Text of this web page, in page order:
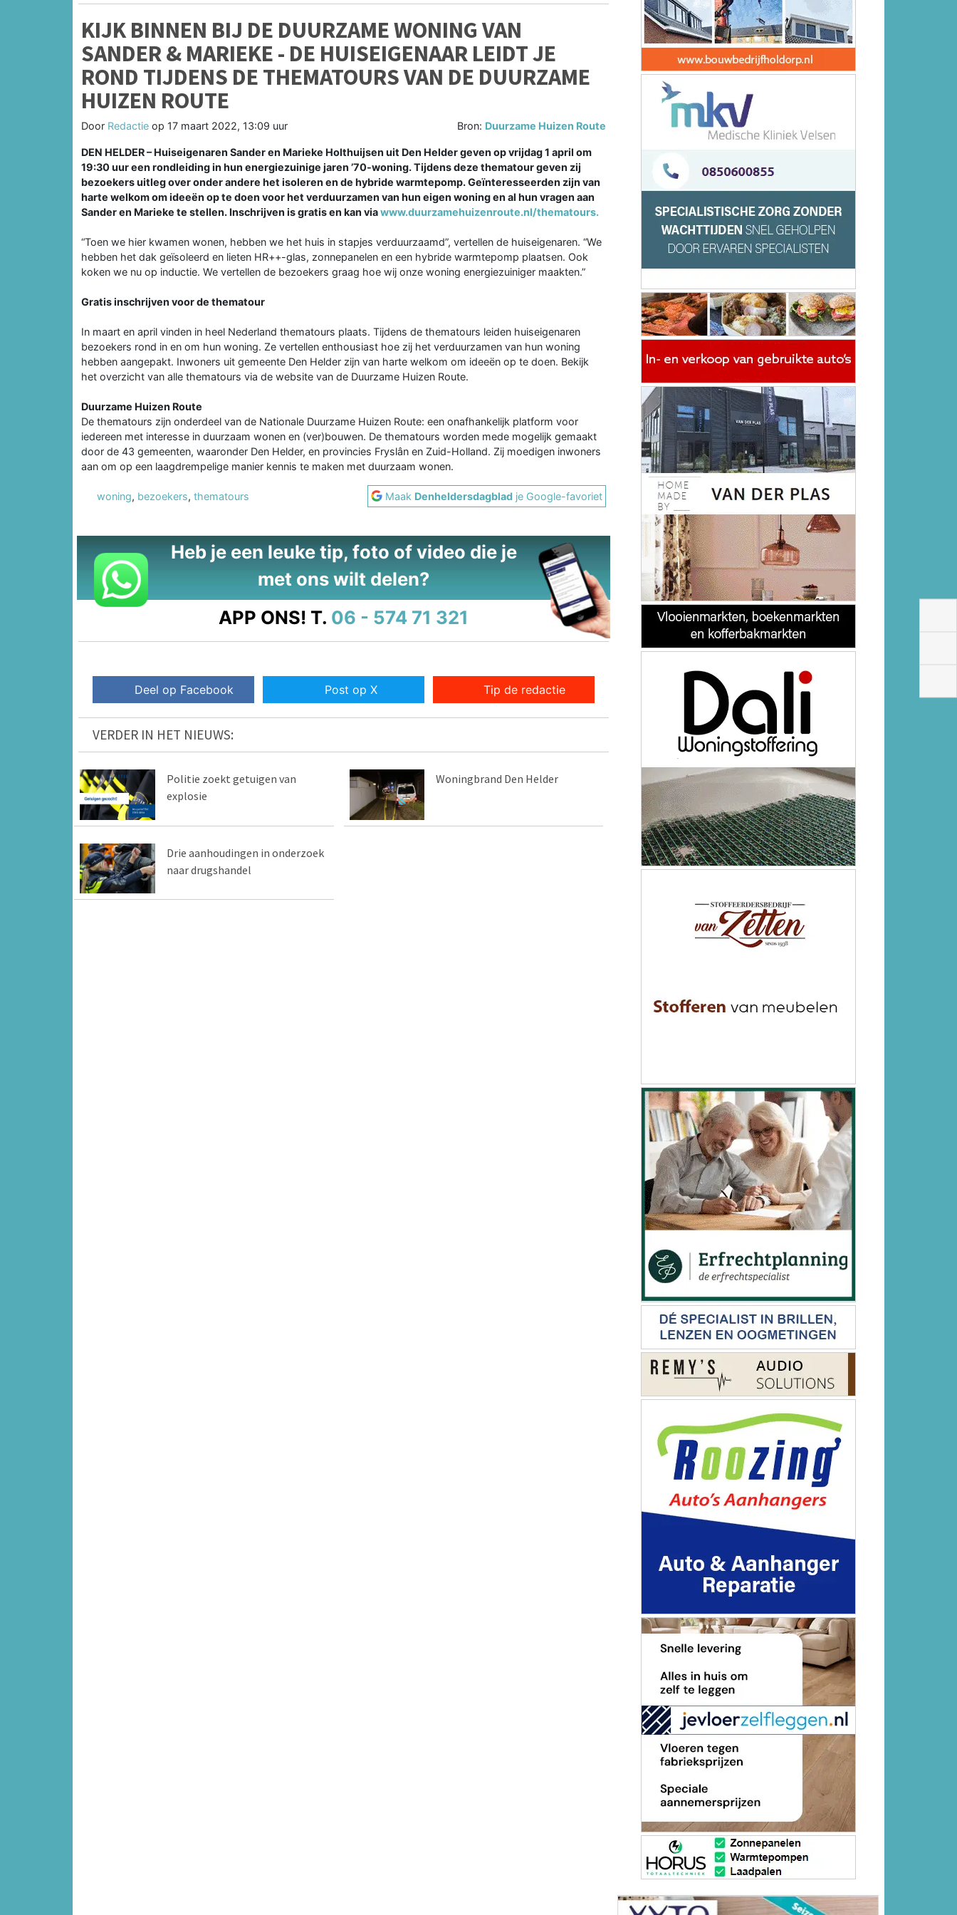
KIJK BINNEN BIJ DE DUURZAME WONING VAN
SANDER & MARIEKE - DE HUISEIGENAAR LEIDT JE
ROND TIJDENS DE THEMATOURS VAN DE DUURZAME
HUIZEN ROUTE
Door Redactie op 17 maart 2022, 13:09 uur Bron: Duurzame Huizen Route
DEN HELDER – Huiseigenaren Sander en Marieke Holthuijsen uit Den Helder geven op vrijdag 1 april om
19:30 uur een rondleiding in hun energiezuinige jaren ’70-woning. Tijdens deze thematour geven zij
bezoekers uitleg over onder andere het isoleren en de hybride warmtepomp. Geïnteresseerden zijn van
harte welkom om ideeën op te doen voor het verduurzamen van hun eigen woning en al hun vragen aan
Sander en Marieke te stellen. Inschrijven is gratis en kan viawww.duurzamehuizenroute.nl/thematours.
“Toen we hier kwamen wonen, hebben we het huis in stapjes verduurzaamd”, vertellen de huiseigenaren. “We
hebben het dak geïsoleerd en lieten HR++-glas, zonnepanelen en een hybride warmtepomp plaatsen. Ook
koken we nu op inductie. We vertellen de bezoekers graag hoe wij onze woning energiezuiniger maakten.”
Gratis inschrijven voor de thematour
In maart en april vinden in heel Nederland thematours plaats. Tijdens de thematours leiden huiseigenaren
bezoekers rond in en om hun woning. Ze vertellen enthousiast hoe zij het verduurzamen van hun woning
hebben aangepakt. Inwoners uit gemeente Den Helder zijn van harte welkom om ideeën op te doen. Bekijk
het overzicht van alle thematours via de website van de Duurzame Huizen Route.
Duurzame Huizen Route
De thematours zijn onderdeel van de Nationale Duurzame Huizen Route: een onafhankelijk platform voor
iedereen met interesse in duurzaam wonen en (ver)bouwen. De thematours worden mede mogelijk gemaakt
door de 43 gemeenten, waaronder Den Helder, en provincies Fryslân en Zuid-Holland. Zij moedigen inwoners
aan om op een laagdrempelige manier kennis te maken met duurzaam wonen.
woning, bezoekers, thematours Maak Denheldersdagblad je Google-favoriet
Heb je een leuke tip, foto of video die je
met ons wilt delen?
APP ONS! T. 06 - 574 71 321
Deel op Facebook Post op X Tip de redactie
VERDER IN HET NIEUWS:
Politie zoekt getuigen van
explosie
Woningbrand Den Helder
Drie aanhoudingen in onderzoek
naar drugshandel